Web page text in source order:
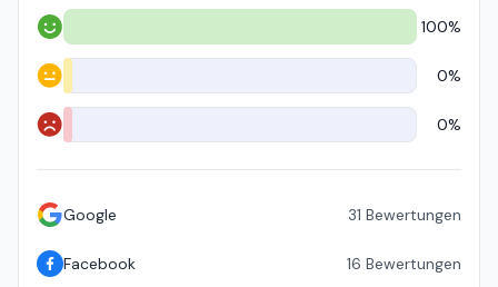
Positiv 100%
Neutral 0%
Negativ 0%
Google 31 Bewertungen
Facebook 16 Bewertungen